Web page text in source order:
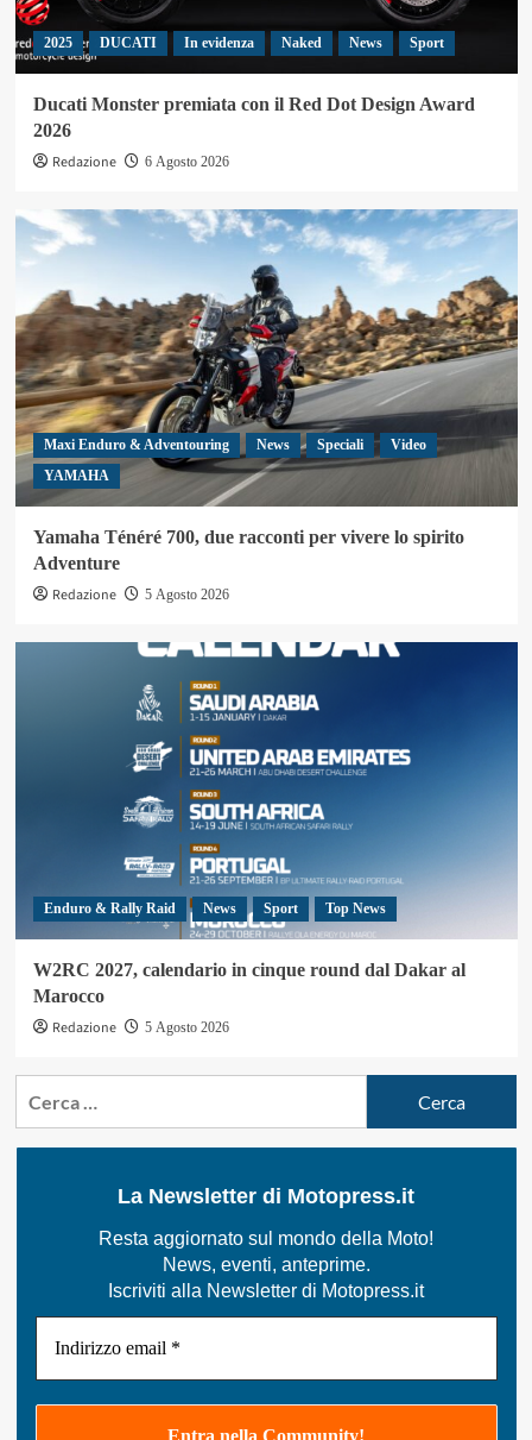
2025 DUCATI In evidenza Naked News Sport
Ducati Monster premiata con il Red Dot Design Award
2026
Redazione
6 Agosto 2026
Maxi Enduro & Adventouring News Speciali
Video
YAMAHA
Yamaha Ténéré 700, due racconti per vivere lo spirito
Adventure
Redazione
5 Agosto 2026
Enduro & Rally Raid News Sport Top News
W2RC 2027, calendario in cinque round dal Dakar al
Marocco
Redazione
5 Agosto 2026
La Newsletter di Motopress.it
Resta aggiornato sul mondo della Moto!
News, eventi, anteprime.
Iscriviti alla Newsletter di Motopress.it